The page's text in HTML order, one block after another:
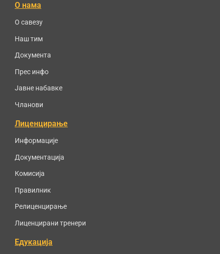
О нама
О савезу
Наш тим
Документа
Прес инфо
Јавне набавке
Чланови
Лиценцирање
Информације
Документација
Комисија
Правилник
Релиценцирање
Лиценцирани тренери
Едукација